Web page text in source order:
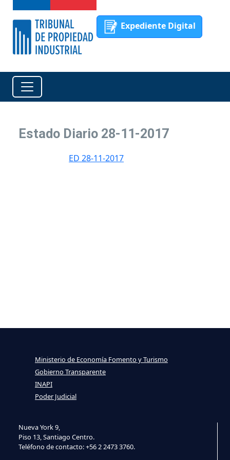
Expediente Digital
Estado Diario 28-11-2017
ED 28-11-2017
Nueva York 9,
Piso 13, Santiago Centro.
Teléfono de contacto: +56 2 2473 3760.
Ministerio de Economía Fomento y Turismo
Gobierno Transparente
INAPI
Poder Judicial